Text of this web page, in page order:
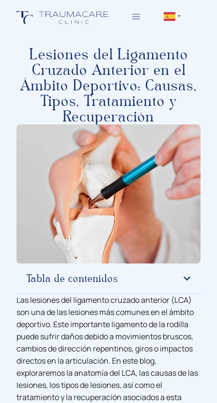
▼
Lesiones del Ligamento
Cruzado Anterior en el
Ámbito Deportivo: Causas,
Tipos, Tratamiento y
Recuperación
Tabla de contenidos
Las lesiones del ligamento cruzado anterior (LCA)
son una de las lesiones más comunes en el ámbito
deportivo. Este importante ligamento de la rodilla
puede sufrir daños debido a movimientos bruscos,
cambios de dirección repentinos, giros o impactos
directos en la articulación. En este blog,
exploraremos la anatomía del LCA, las causas de las
lesiones, los tipos de lesiones, así como el
tratamiento y la recuperación asociados a esta